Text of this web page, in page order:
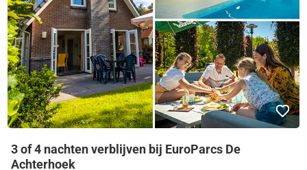
3 of 4 nachten verblijven bij EuroParcs De
Achterhoek